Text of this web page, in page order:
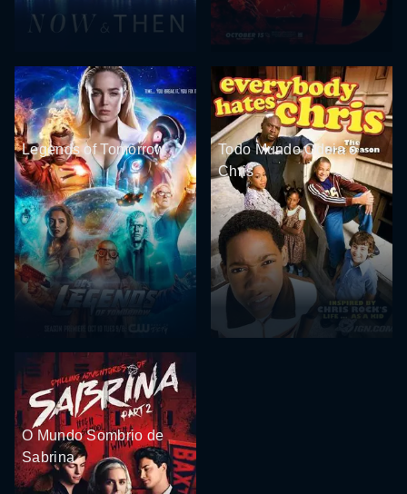
Legends of Tomorrow
Todo Mundo Odeia o
Chris
O Mundo Sombrio de
Sabrina